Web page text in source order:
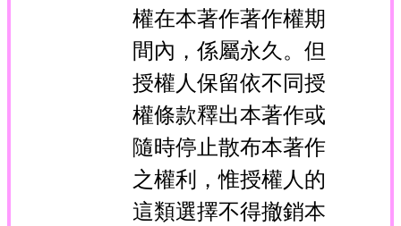
權在本著作著作權期
間內，係屬永久。但
授權人保留依不同授
權條款釋出本著作或
隨時停止散布本著作
之權利，惟授權人的
這類選擇不得撤銷本